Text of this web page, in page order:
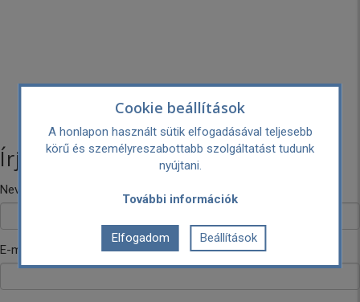
Írj nekünk!
Neved
E-mail címed
Cookie beállítások
A honlapon használt sütik elfogadásával teljesebb
körű és személyreszabottabb szolgáltatást tudunk
nyújtani.
További információk
Elfogadom Beállítások